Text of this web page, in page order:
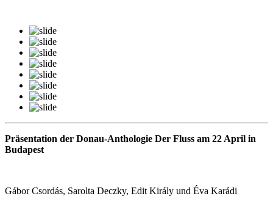
Präsentation der Donau-Anthologie Der Fluss am 22 April in
Budapest
Gábor Csordás, Sarolta Deczky, Edit Király und Éva Karádi